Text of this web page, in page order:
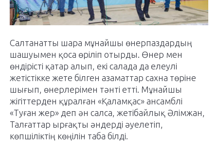
Салтанатты шара мұнайшы өнерпаздардың
шашуымен қоса өріліп отырды. Өнер мен
өндірісті қатар алып, екі салада да елеулі
жетістікке жете білген азаматтар сахна төріне
шығып, өнерлерімен тәнті етті. Мұнайшы
жігіттерден құралған «Қаламқас» ансамблі
«Туған жер» деп ән салса, жетібайлық Әлімжан,
Талғаттар ырғақты әндерді әуелетіп,
көпшіліктің көңілін таба білді.